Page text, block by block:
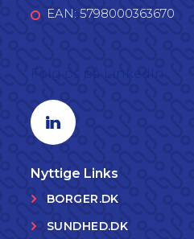
EAN: 5798000363670
Linkedin profil
Nyttige Links
BORGER.DK
SUNDHED.DK